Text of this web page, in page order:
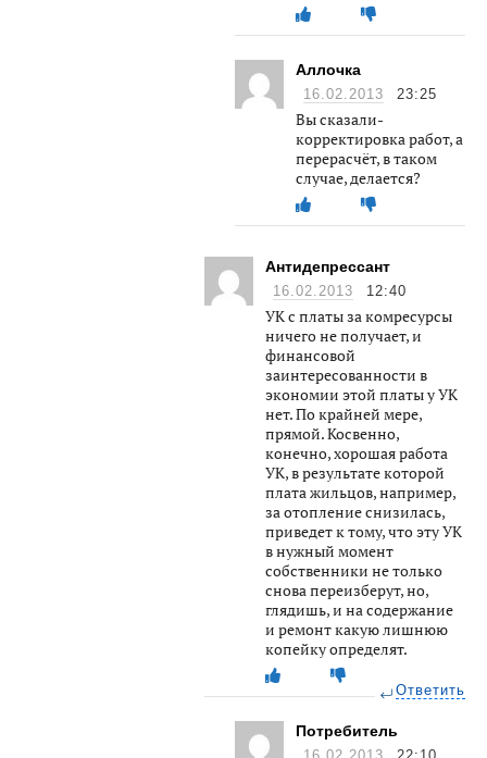
Аллочка
16.02.2013 23:25
Вы сказали-
корректировка работ, а
перерасчёт, в таком
случае, делается?
Антидепрессант
16.02.2013 12:40
УК с платы за комресурсы
ничего не получает, и
финансовой
заинтересованности в
экономии этой платы у УК
нет. По крайней мере,
прямой. Косвенно,
конечно, хорошая работа
УК, в результате которой
плата жильцов, например,
за отопление снизилась,
приведет к тому, что эту УК
в нужный момент
собственники не только
снова переизберут, но,
глядишь, и на содержание
и ремонт какую лишнюю
копейку определят.
Ответить
Потребитель